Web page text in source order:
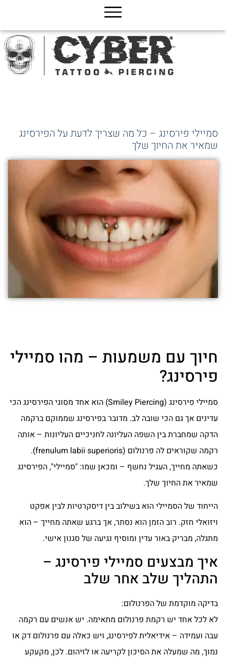
סמיילי פירסינג – כל מה שצריך לדעת על הפירסינג
שמאיר את החיוך שלך
חיוך עם משמעות – מהו סמיילי
פירסינג?
סמיילי פירסינג (Smiley Piercing) הוא אחד מסוגי הפירסינג הכי
עדינים אך גם הכי שובה לב. מדובר בפירסינג שממוקם ברקמה
הדקה שמחברת בין השפה העליונה לחניכיים העליונות – אותה
רקמה שקוראים לה פרנולום (frenulum labii superioris).
כשאתה מחייך, העגיל נחשף – ומכאן שמו: "סמיילי", הפירסינג
שמאיר את החיוך שלך.
הייחוד של הסמיילי הוא בשילוב בין דיסקרטיות לבין אפקט
ויזואלי חזק. רוב הזמן הוא נסתר, אך ברגע שאתה מחייך – הוא
מתגלה, מבריק באור עדין ומוסיף נגיעה של סגנון אישי.
איך מבצעים סמיילי פירסינג –
התהליך שלב אחר שלב
בדיקה מוקדמת של הפרנולום:
לא לכל אחד יש רקמת פרנולום מתאימה. יש אנשים עם רקמה
עבה ועמידה – אידיאלית לפירסינג, ויש כאלה עם פרנולום דק או
נמוך, מה שמעלה את הסיכון לקריעה או לזיהום. לכן, מקעקע